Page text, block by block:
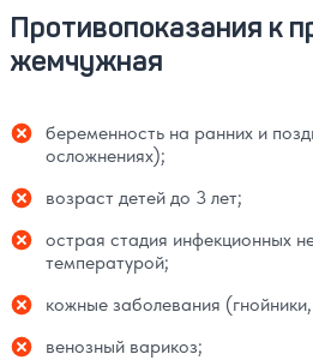
Противопоказания к
жемчужная
беременность на ранних и
осложнениях);
возраст детей до 3 лет;
острая стадия инфекционных
температурой;
кожные заболевания
венозный варикоз;